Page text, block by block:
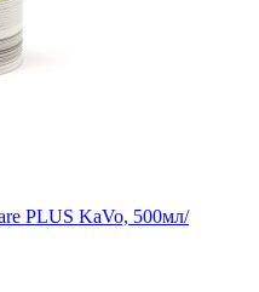
PLUS KaVo, 500мл/